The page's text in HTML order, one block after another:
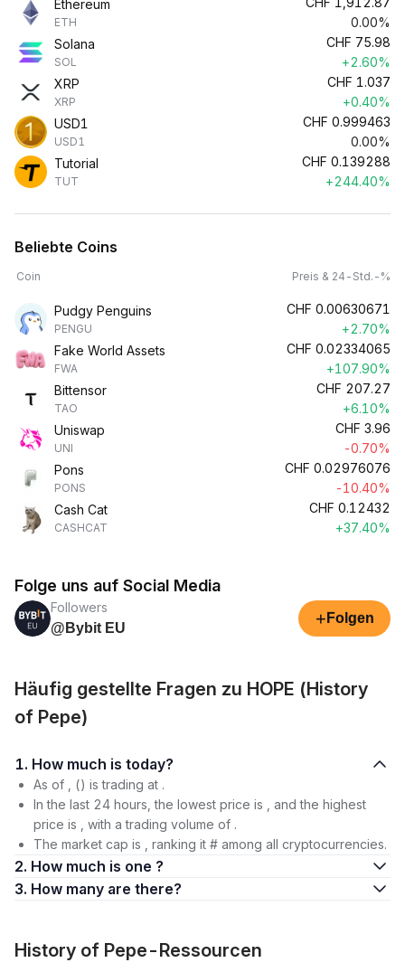
Ethereum
ETH
0.00%
Solana
SOL
CHF 75.98
+2.60%
XRP
XRP
CHF 1.037
+0.40%
USD1
USD1
CHF 0.999463
0.00%
Tutorial
TUT
CHF 0.139288
+244.40%
Beliebte Coins
Coin Preis & 24-Std.-%
Pudgy Penguins
PENGU
CHF 0.00630671
+2.70%
Fake World Assets
FWA
CHF 0.02334065
+107.90%
Bittensor
TAO
CHF 207.27
+6.10%
Uniswap
UNI
CHF 3.96
-0.70%
Pons
PONS
CHF 0.02976076
-10.40%
Cash Cat
CASHCAT
CHF 0.12432
+37.40%
Folge uns auf Social Media
Followers
@Bybit EU
+ Folgen
Häufig gestellte Fragen zu HOPE (History
of Pepe)
1. How much is today?
As of , () is trading at .
In the last 24 hours, the lowest price is , and the highest
price is , with a trading volume of .
The market cap is , ranking it # among all cryptocurrencies.
2. How much is one ?
3. How many are there?
History of Pepe-Ressourcen